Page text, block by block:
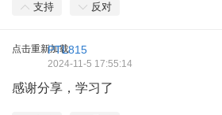
支持 反对
点击重新加载PTL815
2024-11-5 17:55:14
感谢分享，学习了